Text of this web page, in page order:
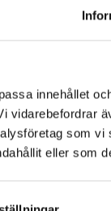
innehållet
vidarebefordrar
som
eller som